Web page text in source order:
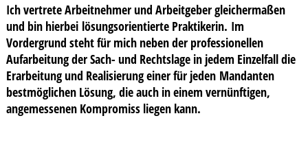
Ich vertrete Arbeitnehmer und Arbeitgeber gleichermaßen
und bin hierbei lösungsorientierte Praktikerin. Im
Vordergrund steht für mich neben der professionellen
Aufarbeitung der Sach- und Rechtslage in jedem Einzelfall die
Erarbeitung und Realisierung einer für jeden Mandanten
bestmöglichen Lösung, die auch in einem vernünftigen,
angemessenen Kompromiss liegen kann.